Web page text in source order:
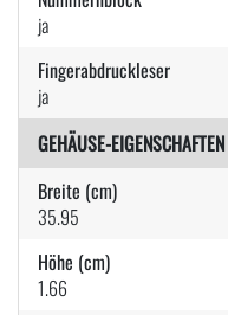
ja
Fingerabdruckleser
ja
GEHÄUSE-EIGENSCHAFTEN
Breite (cm)
35.95
Höhe (cm)
1.66